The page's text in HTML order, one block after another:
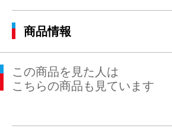
商品情報
この商品を見た人は
こちらの商品も見ています